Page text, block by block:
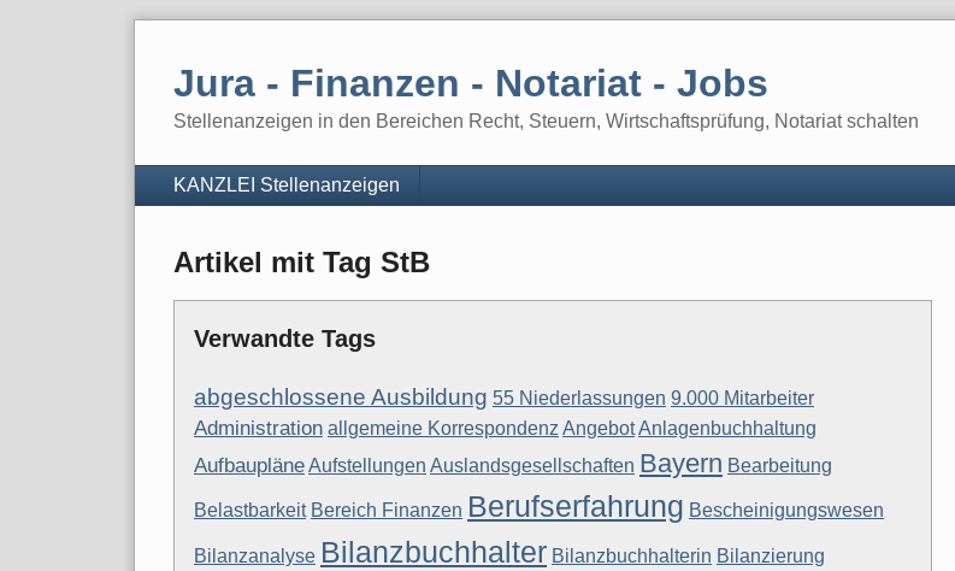
Jura - Finanzen - Notariat - Jobs
Stellenanzeigen in den Bereichen Recht, Steuern, Wirtschaftsprüfung, Notariat schalten
Navigation
KANZLEI Stellenanzeigen
Artikel mit Tag StB
Verwandte Tags
abgeschlossene Ausbildung 55 Niederlassungen 9.000 Mitarbeiter
Administration allgemeine Korrespondenz AngebotAnlagenbuchhaltung
AufbaupläneAufstellungen Auslandsgesellschaften Bayern Bearbeitung
Belastbarkeit Bereich Finanzen Berufserfahrung Bescheinigungswesen
Bilanzanalyse Bilanzbuchhalter Bilanzbuchhalterin Bilanzierung